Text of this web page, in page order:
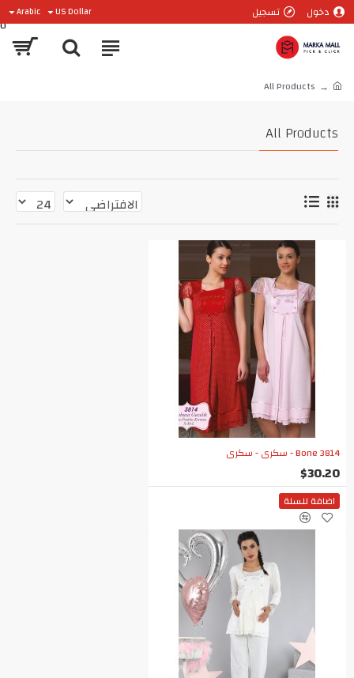
دخول تسجيل US Dollar
Arabic
0
All Products
All Products
Bone 3814 - سكري - سكري
$30.20
اضافة للسلة